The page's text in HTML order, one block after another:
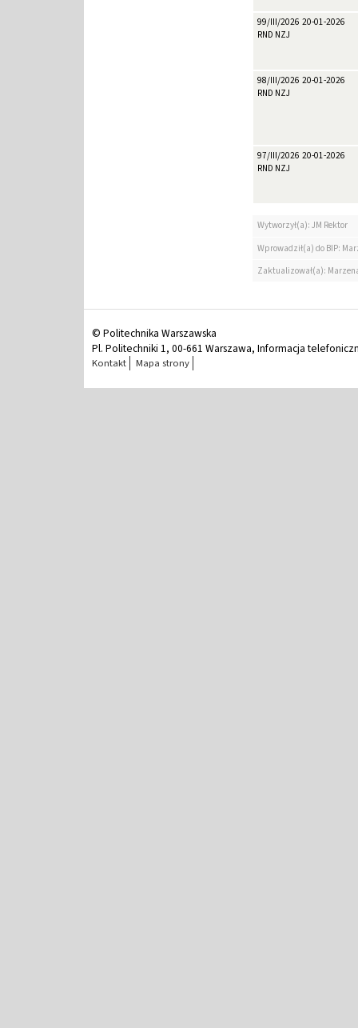
99/III/2026
RND NZJ
20-01-2026
98/III/2026
RND NZJ
20-01-2026
97/III/2026
RND NZJ
20-01-2026
Wytworzył(a): JM Rektor
Wprowadził(a) do BIP:
Zaktualizował(a):
© Politechnika Warszawska
Pl. Politechniki 1, 00-661 Warszawa, Informacja
Kontakt Mapa strony